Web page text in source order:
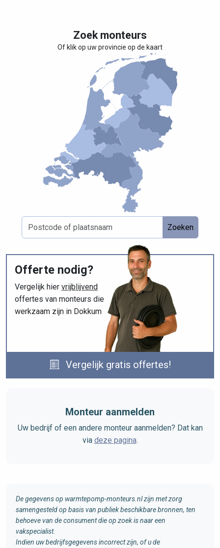
Zoek monteurs
Of klik op uw provincie op de kaart
Zoeken
Offerte nodig?
Vergelijk hier vrijblijvend
offertes van monteurs die
werkzaam zijn in Dokkum
Vergelijk gratis offertes!
Monteur aanmelden
Uw bedrijf of een andere monteur aanmelden? Dat kan
via deze pagina.
De gegevens op warmtepomp-monteurs.nl zijn met zorg
samengesteld op basis van publiek beschikbare bronnen, ten
behoeve van de consument die op zoek is naar een
vakspecialist.
Indien uw bedrijfsgegevens incorrect zijn, of u de